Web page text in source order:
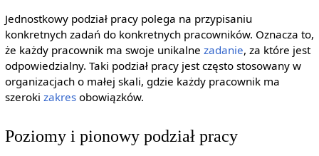
Jednostkowy podział pracy polega na przypisaniu
konkretnych zadań do konkretnych pracowników. Oznacza to,
że każdy pracownik ma swoje unikalne zadanie, za które jest
odpowiedzialny. Taki podział pracy jest często stosowany w
organizacjach o małej skali, gdzie każdy pracownik ma
szeroki zakresobowiązków.
Poziomy i pionowy podział pracy